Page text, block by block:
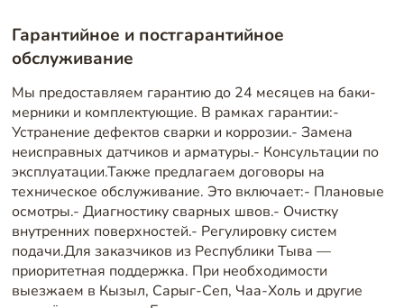
Гарантийное и постгарантийное
обслуживание
Мы предоставляем гарантию до 24 месяцев на баки-
мерники и комплектующие. В рамках гарантии:-
Устранение дефектов сварки и коррозии.- Замена
неисправных датчиков и арматуры.- Консультации по
эксплуатации.Также предлагаем договоры на
техническое обслуживание. Это включает:- Плановые
осмотры.- Диагностику сварных швов.- Очистку
внутренних поверхностей.- Регулировку систем
подачи.Для заказчиков из Республики Тыва —
приоритетная поддержка. При необходимости
выезжаем в Кызыл, Сарыг-Сеп, Чаа-Холь и другие